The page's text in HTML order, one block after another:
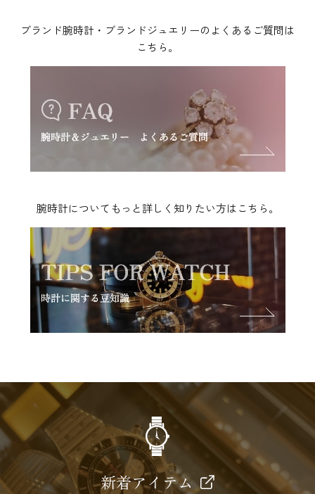
ブランド腕時計・ブランドジュエリーのよくあるご質問は
こちら。
腕時計についてもっと詳しく知りたい方はこちら。
新着アイテム